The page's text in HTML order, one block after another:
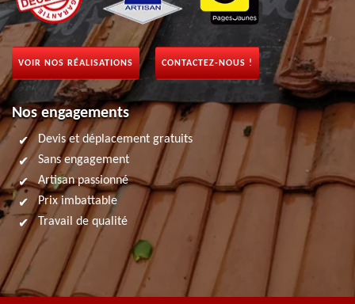
VOIR NOS RÉALISATIONS CONTACTEZ-NOUS !
Nos engagements
Devis et déplacement gratuits
Sans engagement
Artisan passionné
Prix imbattable
Travail de qualité